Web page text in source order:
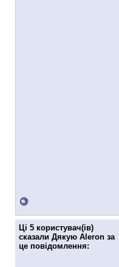
Ці 5 користувач(ів)
сказали Дякую Aleron за
це повідомлення: